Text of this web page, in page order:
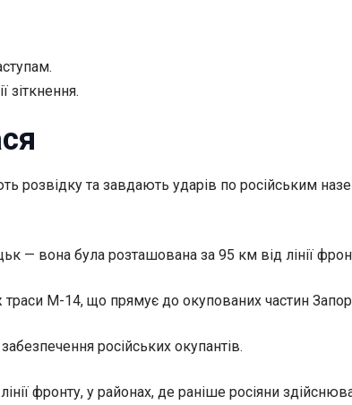
зіткнення.
розвідку та завдають ударів по російським
— вона була розташована за 95 км від лінії
М-14, що прямує до окупованих частин
російських окупантів.
фронту, у районах, де раніше росіяни